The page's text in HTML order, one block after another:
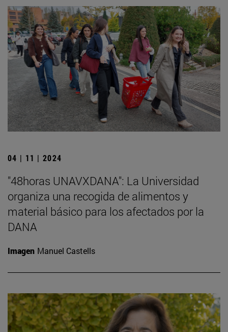
04 | 11 | 2024
"48horas UNAVXDANA": La Universidad
organiza una recogida de alimentos y
material básico para los afectados por la
DANA
Imagen Manuel Castells